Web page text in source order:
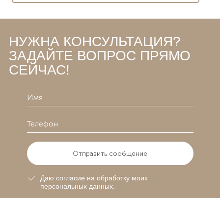
НУЖНА КОНСУЛЬТАЦИЯ?
ЗАДАЙТЕ ВОПРОС ПРЯМО
СЕЙЧАС!
Отправить сообщение
Даю согласие на обработку моих
персональных данных.